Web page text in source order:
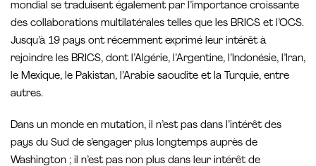
mondial se traduisent également par l’importance croissante
des collaborations multilatérales telles que les BRICS et l’OCS.
Jusqu’à 19 pays ont récemment exprimé leur intérêt à
rejoindre les BRICS, dont l’Algérie, l’Argentine, l’Indonésie, l’Iran,
le Mexique, le Pakistan, l’Arabie saoudite et la Turquie, entre
autres.
Dans un monde en mutation, il n’est pas dans l’intérêt des
pays du Sud de s’engager plus longtemps auprès de
Washington ; il n’est pas non plus dans leur intérêt de